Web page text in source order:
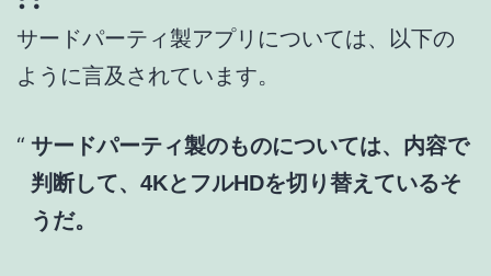
サードパーティ製アプリについては、以下の
ように言及されています。
サードパーティ製のものについては、内容で
判断して、4KとフルHDを切り替えているそ
うだ。